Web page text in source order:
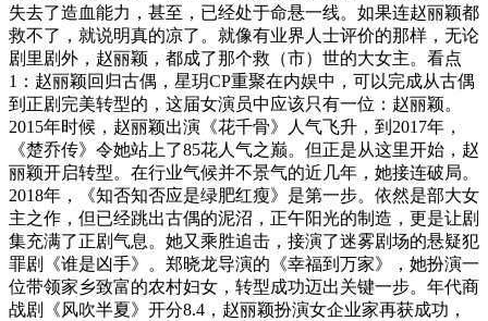
失去了造血能力，甚至，已经处于命悬一线。如果连赵丽颖都
救不了，就说明真的凉了。就像有业界人士评价的那样，无论
剧里剧外，赵丽颖，都成了那个救（市）世的大女主。看点
1：赵丽颖回归古偶，星玥CP重聚在内娱中，可以完成从古偶
到正剧完美转型的，这届女演员中应该只有一位：赵丽颖。
2015年时候，赵丽颖出演《花千骨》人气飞升，到2017年，
《楚乔传》令她站上了85花人气之巅。但正是从这里开始，赵
丽颖开启转型。在行业气候并不景气的近几年，她接连破局。
2018年，《知否知否应是绿肥红瘦》是第一步。依然是部大女
主之作，但已经跳出古偶的泥沼，正午阳光的制造，更是让剧
集充满了正剧气息。她又乘胜追击，接演了迷雾剧场的悬疑犯
罪剧《谁是凶手》。郑晓龙导演的《幸福到万家》，她扮演一
位带领家乡致富的农村妇女，转型成功迈出关键一步。年代商
战剧《风吹半夏》开分8.4，赵丽颖扮演女企业家再获成功，